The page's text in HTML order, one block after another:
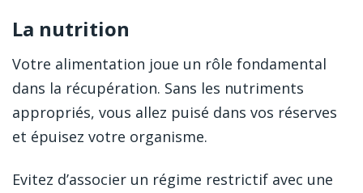
La nutrition
Votre alimentation joue un rôle fondamental
dans la récupération. Sans les nutriments
appropriés, vous allez puisé dans vos réserves
et épuisez votre organisme.
Evitez d’associer un régime restrictif avec une